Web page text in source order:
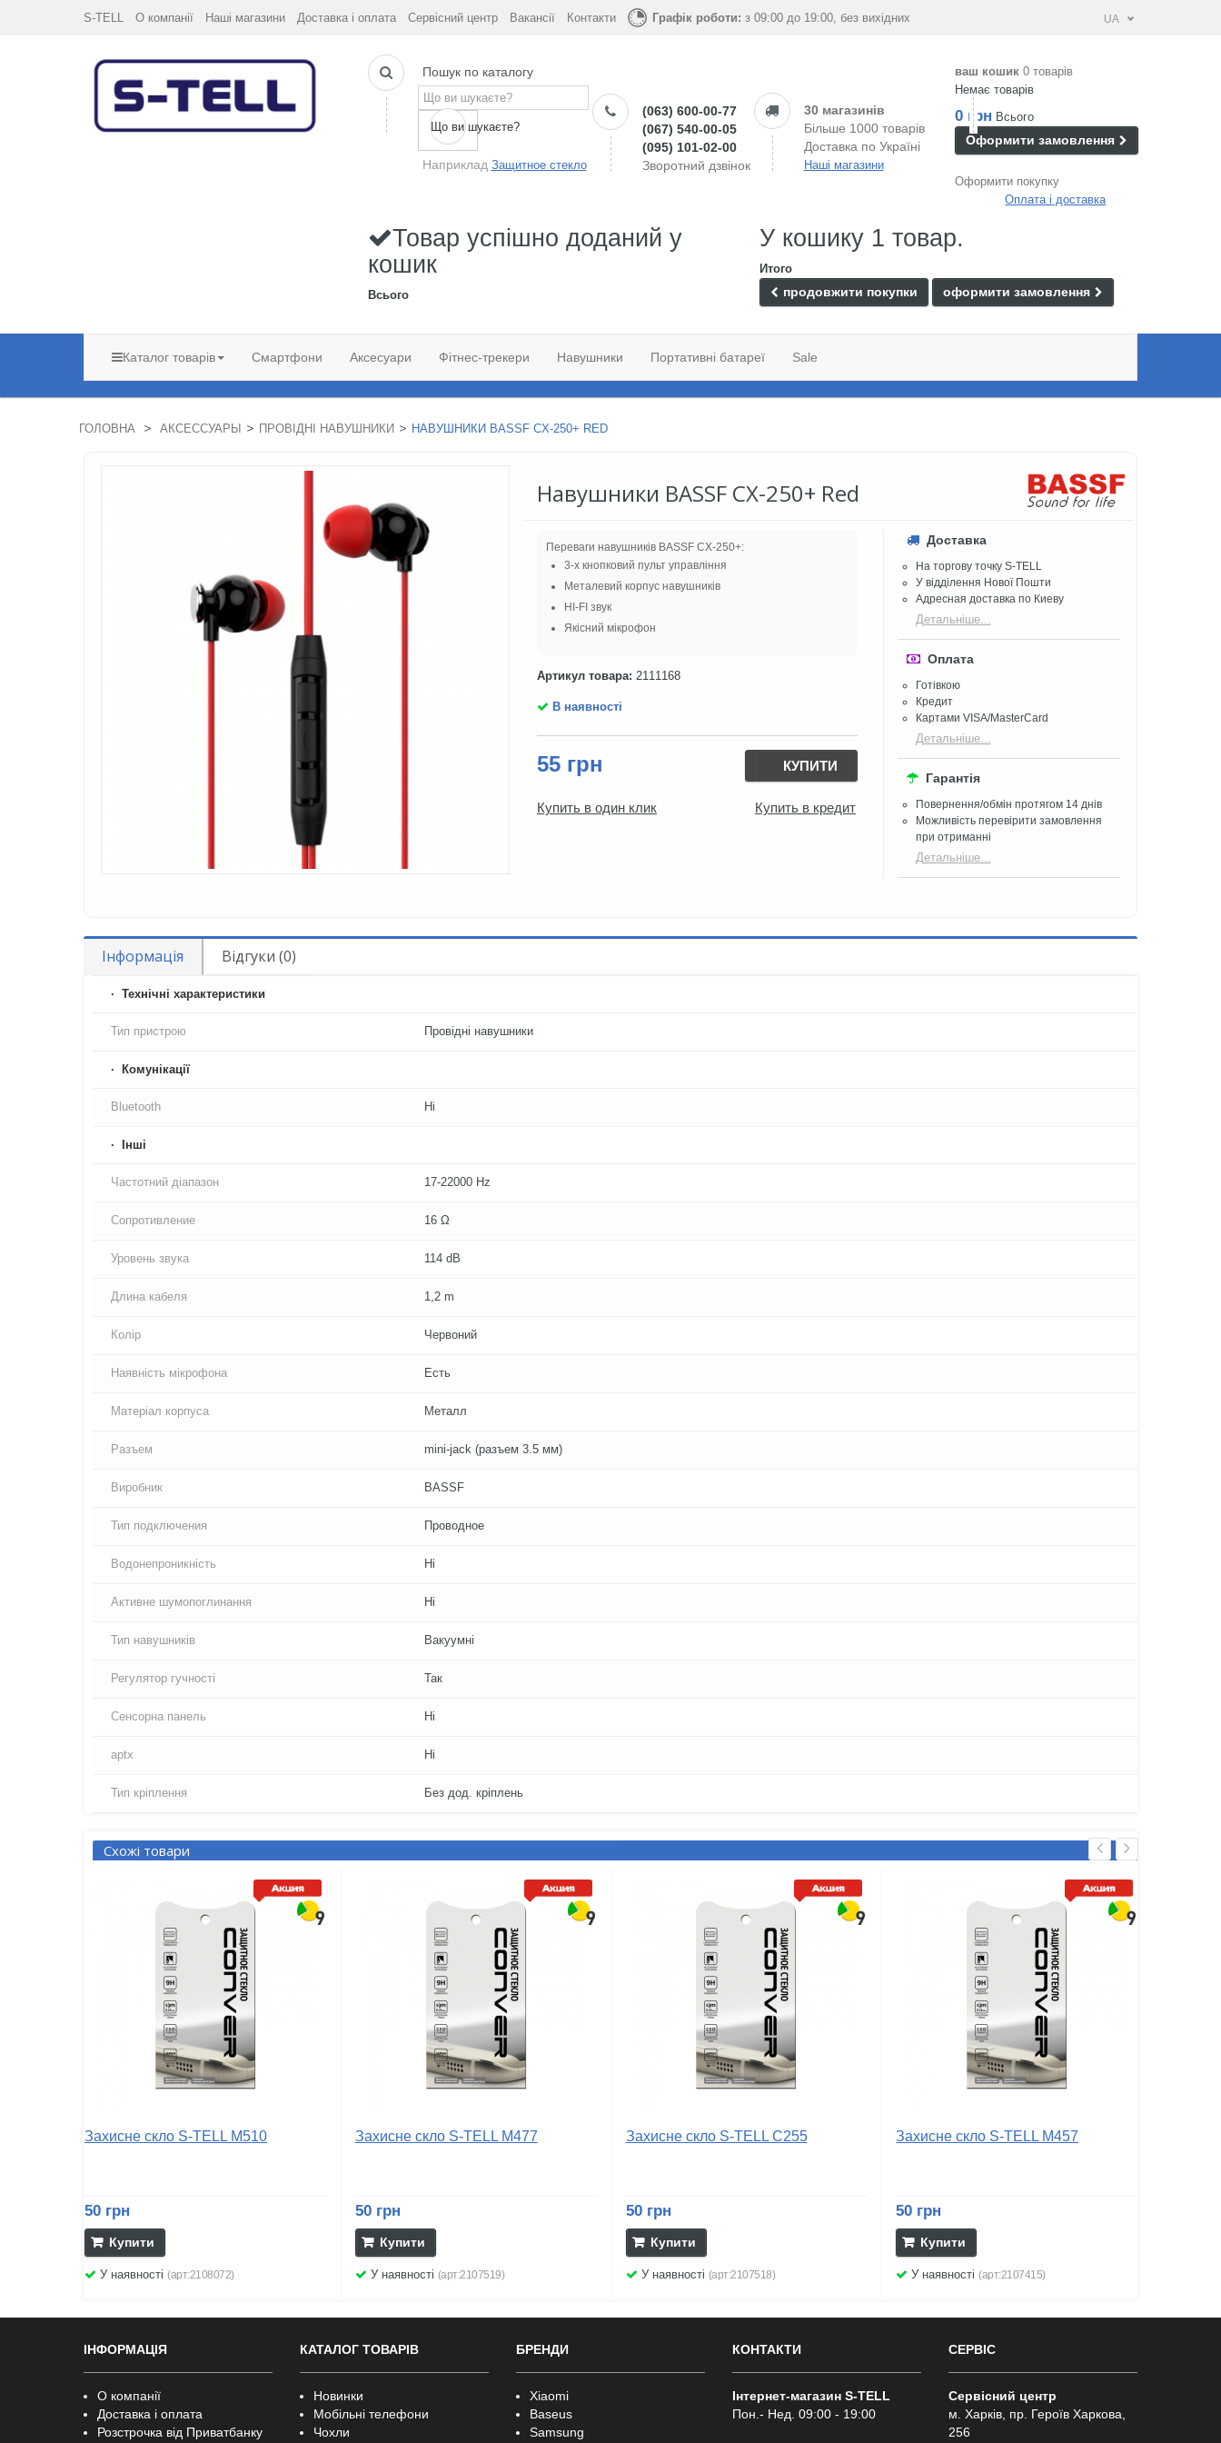
S-TELL О компанії Наші магазини Доставка і оплата Сервісний центр Вакансії Контакти Графік роботи: з 09:00 до 19:00, без вихідних UA
Пошук по каталогу
Що ви шукаєте?
Наприклад Защитное стекло
(063) 600-00-77
(067) 540-00-05
(095) 101-02-00
Зворотний дзвінок
30 магазинів
Більше 1000 товарів
Доставка по Україні
Наші магазини
ваш кошик 0 товарів
Немає товарів
0 грн Всього
Оформити замовлення
Оформити покупку
Оплата і доставка
Товар успішно доданий у
кошик
Всього
У кошику 1 товар.
Итого
продовжити покупки оформити замовлення
Каталог товарів Смартфони Аксесуари Фітнес-трекери Навушники Портативні батареї Sale
ГОЛОВНА > АКСЕССУАРЫ > ПРОВІДНІ НАВУШНИКИ > НАВУШНИКИ BASSF CX-250+ RED
Навушники BASSF CX-250+ Red
Переваги навушників BASSF CX-250+:
3-х кнопковий пульт управління
Металевий корпус навушників
HI-FI звук
Якісний мікрофон
Артикул товара: 2111168
В наявності
55 грн КУПИТИ
Купить в один клик Купить в кредит
Доставка
На торгову точку S-TELL
У відділення Нової Пошти
Адресная доставка по Киеву
Детальніше...
Оплата
Готівкою
Кредит
Картами VISA/MasterCard
Детальніше...
Гарантія
Повернення/обмін протягом 14 днів
Можливість перевірити замовлення
при отриманні
Детальніше...
Інформація Відгуки (0)
Технічні характеристики
Тип пристрою Провідні навушники
Комунікації
Bluetooth Ні
Iнші
Частотний діапазон 17-22000 Hz
Сопротивление 16 Ω
Уровень звука 114 dB
Длина кабеля 1,2 m
Колір Червоний
Наявність мікрофона Есть
Матеріал корпуса Металл
Разъем mini-jack (разъем 3.5 мм)
Виробник BASSF
Тип подключения Проводное
Водонепроникність Ні
Активне шумопоглинання Ні
Тип навушників Вакуумні
Регулятор гучності Так
Сенсорна панель Ні
aptx Ні
Тип кріплення Без дод. кріплень
Схожі товари
Захисне скло S-TELL M510
50 грн
Купити
У наявності (арт:2108072)
Захисне скло S-TELL M477
50 грн
Купити
У наявності (арт:2107519)
Захисне скло S-TELL C255
50 грн
Купити
У наявності (арт:2107518)
Захисне скло S-TELL M457
50 грн
Купити
У наявності(арт:2107415)
ІНФОРМАЦІЯ
О компанії
Доставка і оплата
Розстрочка від Приватбанку
КАТАЛОГ ТОВАРІВ
Новинки
Мобільні телефони
Чохли
БРЕНДИ
Xiaomi
Baseus
Samsung
КОНТАКТИ
Інтернет-магазин S-TELL
Пон.- Нед. 09:00 - 19:00
СЕРВІС
Сервісний центр
м. Харків, пр. Героїв Харкова,
256